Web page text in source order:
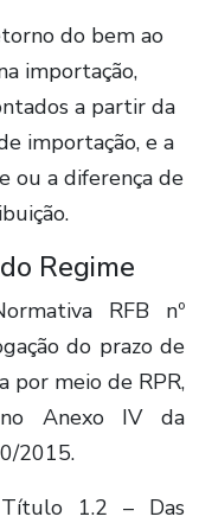
do bem ao
importação,
a partir da
importação, e a
ou a diferença de
Regime
RFB nº
do prazo de
por meio de RPR,
Anexo IV da
2015.
1.2 – Das